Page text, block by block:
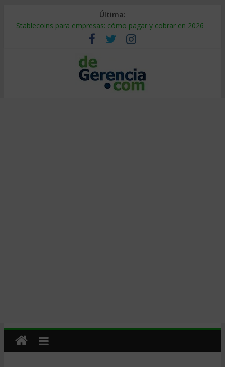
Última:
Stablecoins para empresas: cómo pagar y cobrar en 2026
Despido silencioso: qué es y por qué sale tan caro
IA en selección de personal: cómo auditarla a tiempo
Trabajo forzoso en la cadena de suministro: qué hacer
Mercado hispano de EE. UU.: cómo segmentarlo y venderle